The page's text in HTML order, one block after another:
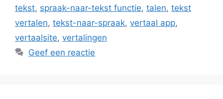
tekst, spraak-naar-tekst functie, talen, tekst
vertalen, tekst-naar-spraak, vertaal app,
vertaalsite, vertalingen
Geef een reactie